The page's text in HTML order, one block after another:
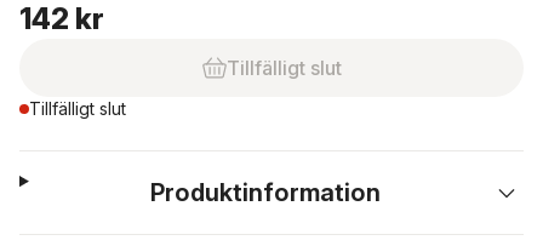
142 kr
Tillfälligt slut
Tillfälligt slut
Produktinformation